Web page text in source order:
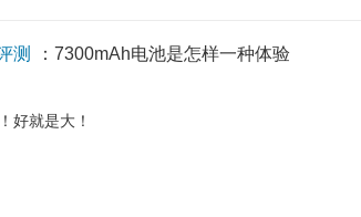
测 ：7300mAh电池是怎样一种体验
好就是大！